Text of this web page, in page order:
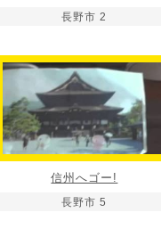
長野市 2
信州へゴー!
長野市 5